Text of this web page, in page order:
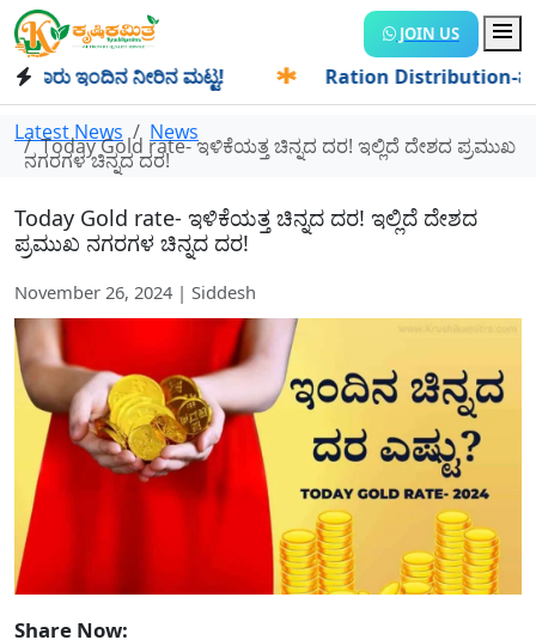
JOIN US
ಇಂದಿನ ನೀರಿನ ಮಟ್ಟ! Ration Distribution-
Latest News News
Today Gold rate- ಇಳಿಕೆಯತ್ತ ಚಿನ್ನದ ದರ! ಇಲ್ಲಿದೆ ದೇಶದ ಪ್ರಮುಖ
ನಗರಗಳ ಚಿನ್ನದ ದರ!
Today Gold rate- ಇಳಿಕೆಯತ್ತ ಚಿನ್ನದ ದರ! ಇಲ್ಲಿದೆ ದೇಶದ
ಪ್ರಮುಖ ನಗರಗಳ ಚಿನ್ನದ ದರ!
November 26, 2024 | Siddesh
Share Now: